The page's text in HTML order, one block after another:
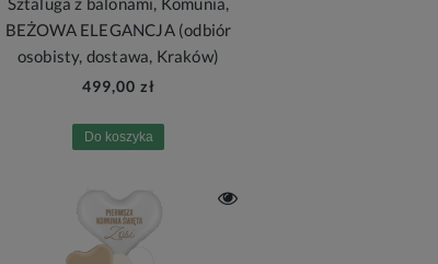
BEŻOWA ELEGANCJA (odbiór
osobisty, dostawa, Kraków)
499,00 zł
Do koszyka